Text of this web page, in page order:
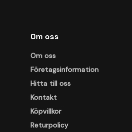
Om oss
Om oss
Företagsinformation
Hitta till oss
Kontakt
Köpvillkor
Returpolicy